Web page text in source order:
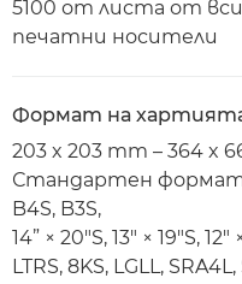
5100 от листа от
печатни носители
Формат на
203 x 203 mm – 364 x
Стандартен формат:
B4S, B3S,
14” × 20"S, 13" × 19"S, 12"
LTRS, 8KS, LGLL,